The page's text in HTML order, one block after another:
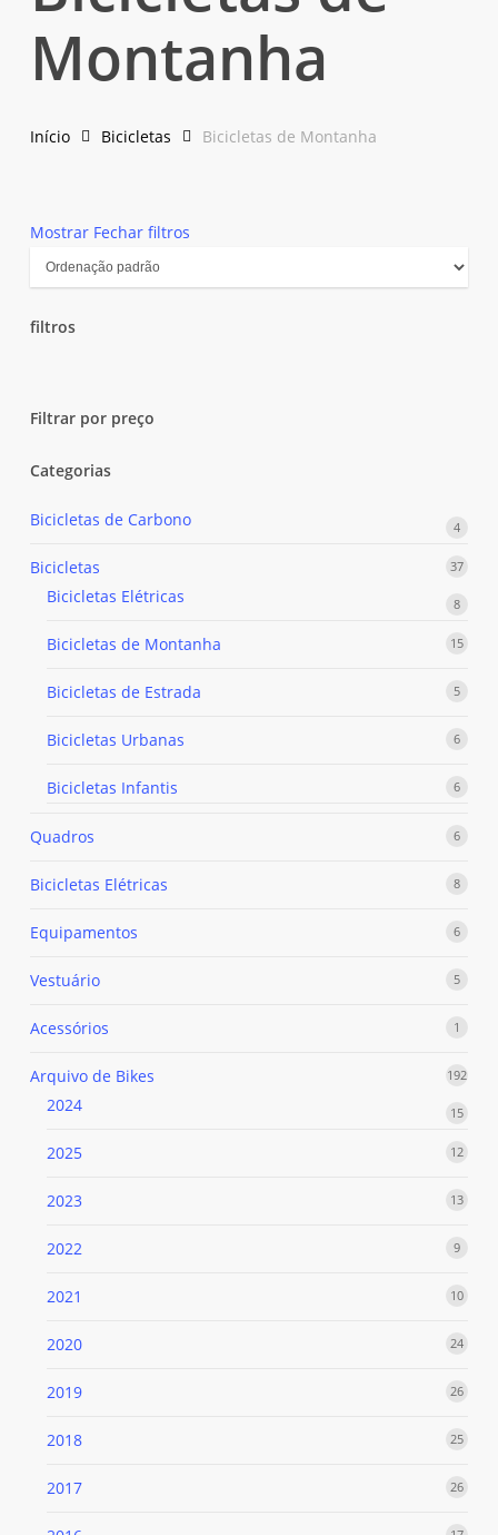
Montanha
Início Bicicletas Bicicletas de Montanha
Mostrar Fechar filtros
filtros
Filtrar por preço
Categorias
Bicicletas de Carbono 44
Bicicletas 3737
Bicicletas Elétricas 88
Bicicletas de Montanha 1515
Bicicletas de Estrada 55
Bicicletas Urbanas 66
Bicicletas Infantis 66
Quadros 66
Bicicletas Elétricas 88
Equipamentos 66
Vestuário 55
Acessórios 1
Arquivo de Bikes 192192
2024 1515
2025 1212
2023 1313
2022 99
2021 1010
2020 2424
2019 2626
2018 2525
2017 2626